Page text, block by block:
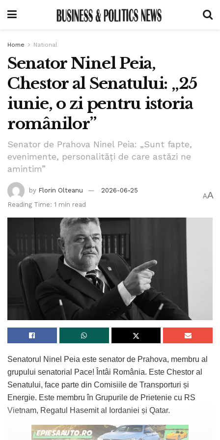
Home National
Senator Ninel Peia,
Chestor al Senatului: „25
iunie, o zi pentru istoria
românilor”
Senator de Prahova Ninel Peia: „Sunt fapte,
evenimente, personalități de care astăzi ne
amintim”
by Florin Olteanu
2026-06-25
Reading Time: 1 min read
AA
Senatorul Ninel Peia este senator de Prahova, membru al
grupului senatorial Pace! Întâi România. Este Chestor al
Senatului, face parte din Comisiile de Transporturi și
Energie. Este membru în Grupurile de Prietenie cu RS
Vietnam, Regatul Hasemit al Iordaniei și Qatar.